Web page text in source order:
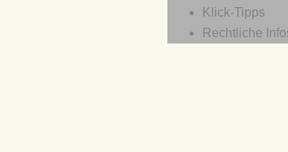
Klick-Tipps
Rechtliche